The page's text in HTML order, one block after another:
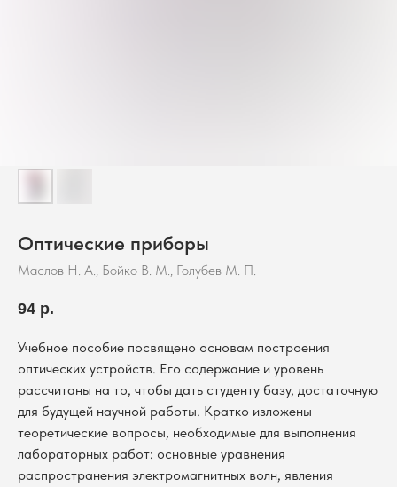
Оптические приборы
Маслов Н. А., Бойко В. М., Голубев М. П.
94 р.
Учебное пособие посвящено основам построения
оптических устройств. Его содержание и уровень
рассчитаны на то, чтобы дать студенту базу, достаточную
для будущей научной работы. Кратко изложены
теоретические вопросы, необходимые для выполнения
лабораторных работ: основные уравнения
распространения электромагнитных волн, явления